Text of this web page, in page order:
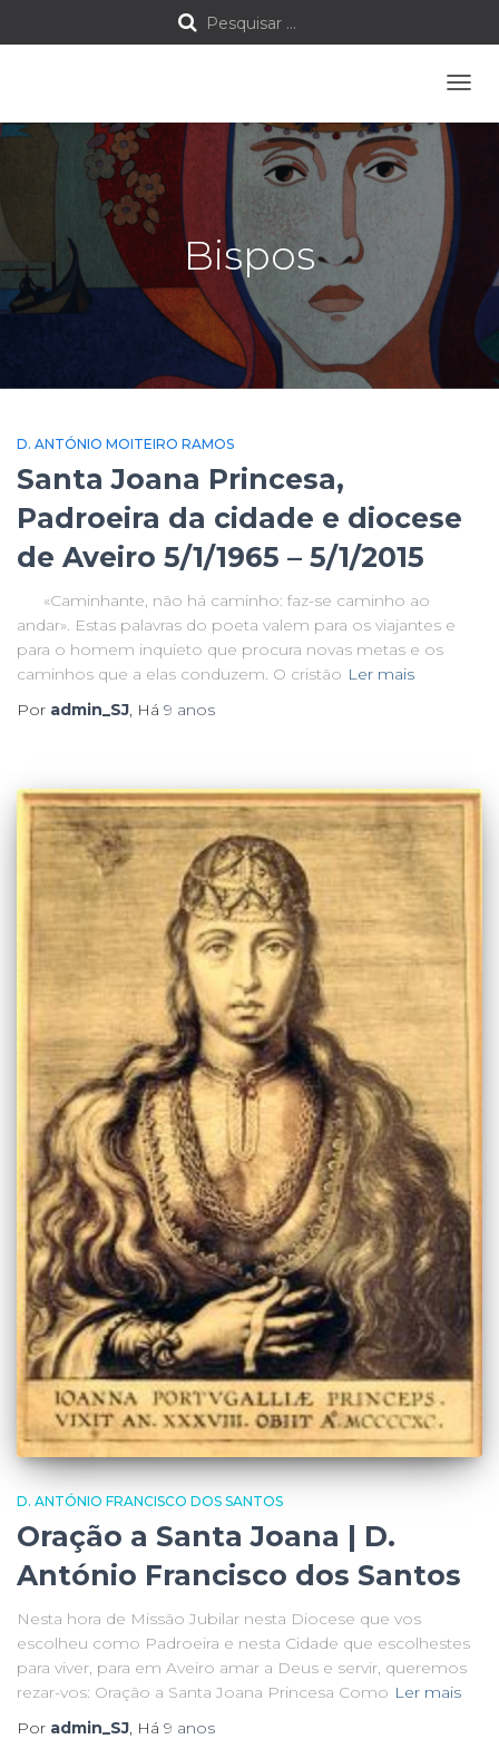
P
q
s
a
r
r
:
Pesquisar …
A
Bispos
D. ANTÓNIO MOITEIRO RAMOS
Santa Joana Princesa,
Padroeira da cidade e diocese
de Aveiro 5/1/1965 – 5/1/2015
«Caminhante, não há caminho: faz-se caminho ao
andar». Estas palavras do poeta valem para os viajantes e
para o homem inquieto que procura novas metas e os
caminhos que a elas conduzem. O cristão Ler mais
Por admin_SJ, Há 9 anos
D. ANTÓNIO FRANCISCO DOS SANTOS
Oração a Santa Joana | D.
António Francisco dos Santos
Nesta hora de Missão Jubilar nesta Diocese que vos
escolheu como Padroeira e nesta Cidade que escolhestes
para viver, para em Aveiro amar a Deus e servir, queremos
rezar-vos: Oração a Santa Joana Princesa Como Ler mais
Por admin_SJ, Há 9 anos